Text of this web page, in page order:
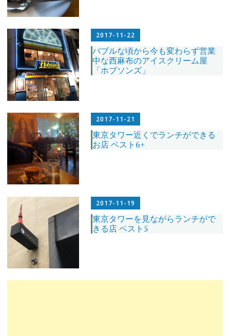
2017-11-22
バブルな頃から今も変わらず営業
中な西麻布のアイスクリーム屋
「ホブソンズ」
2017-11-21
東京タワー近くでランチができる
お店 ベスト6+
2017-11-19
東京タワーを見ながらランチがで
きる店 ベスト5